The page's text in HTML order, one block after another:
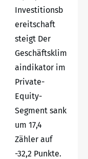
Investitionsb
ereitschaft
steigt Der
Geschäftsklim
aindikator im
Private-
Equity-
Segment sank
um 17,4
Zähler auf
-32,2 Punkte.